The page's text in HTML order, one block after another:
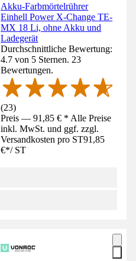
Akku-Farbmörtelrührer
Einhell Power X-Change TE-
MX 18 Li, ohne Akku und
Ladegerät
Durchschnittliche Bewertung:
4.7 von 5 Sternen. 23
Bewertungen.
(23)
Preis — 91,85 € * Alle Preise
inkl. MwSt. und ggf. zzgl.
Versandkosten pro ST91,85
€*/ ST